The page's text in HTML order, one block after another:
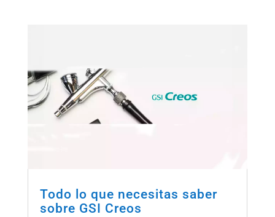
Todo lo que necesitas saber
sobre GSI Creos